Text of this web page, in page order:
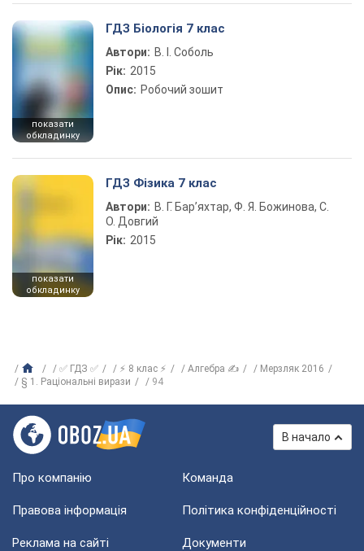
показати
обкладинку
ГДЗ Біологія 7 клас
Автори: В. І. Соболь
Рік: 2015
Опис: Робочий зошит
показати
обкладинку
ГДЗ Фізика 7 клас
Автори: В. Г. Бар’яхтар, Ф. Я. Божинова, С.
О. Довгий
Рік: 2015
✅ ГДЗ ✅ ⚡ 8 клас ⚡ Алгебра ✍
Мерзляк 2016
§ 1. Раціональні вирази
94
В начало
Про компанію Команда
Правова інформація Політика конфіденційності
Реклама на сайті Документи